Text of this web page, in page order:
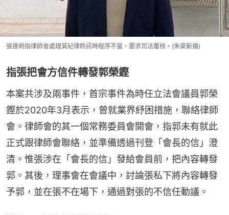
張達明指律師會處理其紀律聆訊時程序不當，要求司法覆核。(朱棨新攝)
指張把會方信件轉發郭榮鏗
本案共涉及兩事件，首宗事件為時任立法會議員郭榮
鏗於2020年3月表示，曾就業界紓困措施，聯絡律師
會。律師會的其一個常務委員會開會，指郭未有就此
正式跟律師會聯絡，並準備透過刊登「會長的信」澄
清。惟張涉在「會長的信」發給會員前，把內容轉發
郭。其後，理事會在會議中，討論張私下將內容轉發
予郭，並在張不在場下，通過對張的不信任動議。